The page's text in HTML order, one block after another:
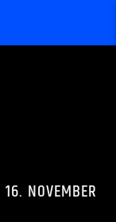
NOVEMBER